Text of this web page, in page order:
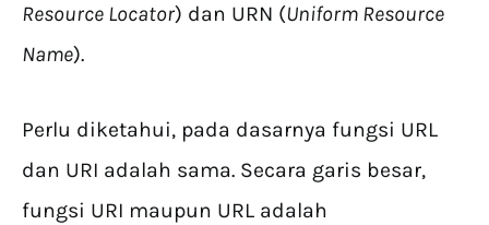
Resource Locator) dan URN (Uniform Resource
Name).
Perlu diketahui, pada dasarnya fungsi URL
dan URI adalah sama. Secara garis besar,
fungsi URI maupun URL adalah